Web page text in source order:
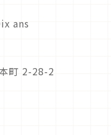
ans
町 2-28-2